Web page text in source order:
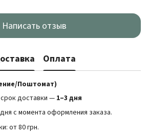
Написать отзыв
Оплата
Поштомат)
доставки — 1–3 дня
с момента оформления заказа.
от 80 грн.